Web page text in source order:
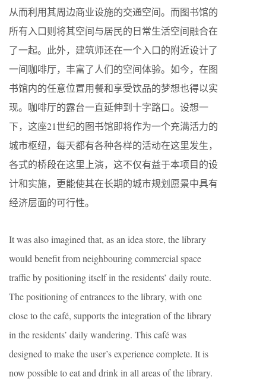
从而利用其周边商业设施的交通空间。而图书馆的
所有入口则将其空间与居民的日常生活空间融合在
了一起。此外，建筑师还在一个入口的附近设计了
一间咖啡厅，丰富了人们的空间体验。如今，在图
书馆内的任意位置用餐和享受饮品的梦想也得以实
现。咖啡厅的露台一直延伸到十字路口。设想一
下，这座21世纪的图书馆即将作为一个充满活力的
城市枢纽，每天都有各种各样的活动在这里发生，
各式的桥段在这里上演，这不仅有益于本项目的设
计和实施，更能使其在长期的城市规划愿景中具有
经济层面的可行性。
It was also imagined that, as an idea store, the library
would benefit from neighbouring commercial space
traffic by positioning itself in the residents’ daily route.
The positioning of entrances to the library, with one
close to the café, supports the integration of the library
in the residents’ daily wandering. This café was
designed to make the user’s experience complete. It is
now possible to eat and drink in all areas of the library.